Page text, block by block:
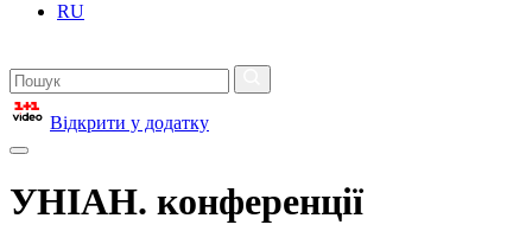
RU
Відкрити у додатку
УНІАН. конференції